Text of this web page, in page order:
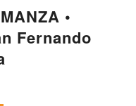
•
Fernando